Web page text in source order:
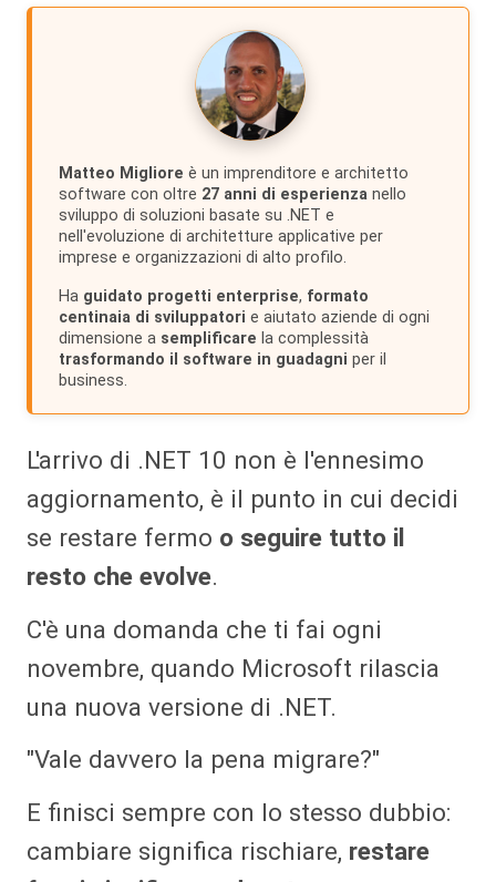
Matteo Migliore è un imprenditore e architetto
software con oltre 27 anni di esperienza nello
sviluppo di soluzioni basate su .NET e
nell'evoluzione di architetture applicative per
imprese e organizzazioni di alto profilo.
Ha guidato progetti enterprise, formato
centinaia di sviluppatori e aiutato aziende di ogni
dimensione a semplificare la complessità
trasformando il software in guadagni per il
business.
L'arrivo di .NET 10 non è l'ennesimo
aggiornamento, è il punto in cui decidi
se restare fermo o seguire tutto il
resto che evolve.
C'è una domanda che ti fai ogni
novembre, quando Microsoft rilascia
una nuova versione di .NET.
"Vale davvero la pena migrare?"
E finisci sempre con lo stesso dubbio:
cambiare significa rischiare, restare